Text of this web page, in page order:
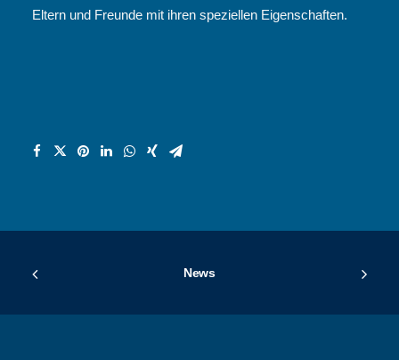
Eltern und Freunde mit ihren speziellen Eigenschaften.
News